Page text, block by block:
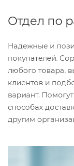
Отдел по
Надежные и
покупателей.
любого товара,
клиентов и
вариант.
способах
другим